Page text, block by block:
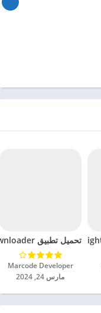
تحميل تطبيق mp4 video downloader مهكر للاندرويد 2024
Marcode Developer‏
مارس 24, 2024